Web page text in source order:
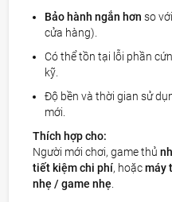
Bảo hành ngắn hơn so
cửa hàng).
Có thể tồn tại lỗi phần
kỹ.
Độ bền và thời gian sử
mới.
Thích hợp cho:
Người mới chơi, game thủ
tiết kiệm chi phí, hoặcmáy
nhẹ / game nhẹ